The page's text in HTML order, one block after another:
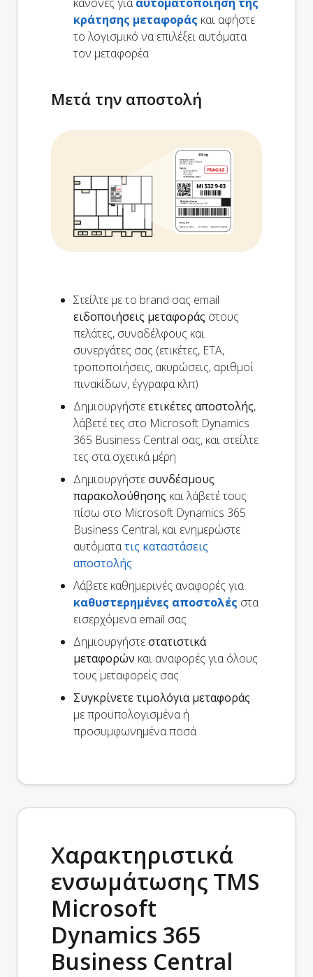
κράτησης μεταφοράς και αφήστε
το λογισμικό να επιλέξει αυτόματα
τον μεταφορέα
Μετά την αποστολή
Στείλτε με το brand σας email
ειδοποιήσεις μεταφοράς στους
πελάτες, συναδέλφους και
συνεργάτες σας (ετικέτες, ETA,
τροποποιήσεις, ακυρώσεις, αριθμοί
πινακίδων, έγγραφα κλπ)
Δημιουργήστεετικέτες αποστολής,
λάβετέ τες στο Microsoft Dynamics
365 Business Central σας, και στείλτε
τες στα σχετικά μέρη
Δημιουργήστεσυνδέσμους
παρακολούθησης και λάβετέ τους
πίσω στο Microsoft Dynamics 365
Business Central, και ενημερώστε
αυτόματατις καταστάσεις
αποστολής
Λάβετε καθημερινές αναφορές για
καθυστερημένες αποστολές στα
εισερχόμενα email σας
Δημιουργήστεστατιστικά
μεταφορών και αναφορές για όλους
τους μεταφορείς σας
Συγκρίνετε τιμολόγια μεταφοράς
με προϋπολογισμένα ή
προσυμφωνημένα ποσά
Χαρακτηριστικά
ενσωμάτωσης TMS
Microsoft
Dynamics 365
Business Central